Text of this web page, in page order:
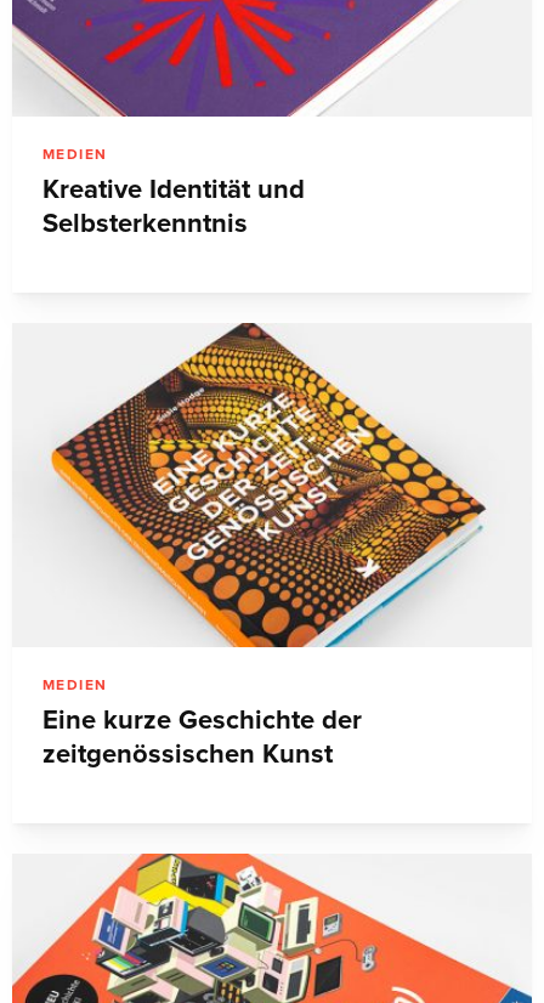
MEDIEN
Kreative Identität und
Selbsterkenntnis
MEDIEN
Eine kurze Geschichte der
zeitgenössischen Kunst